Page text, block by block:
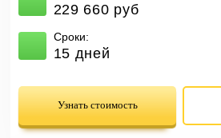
229 660 руб
Сроки:
15 дней
Узнать стоимость